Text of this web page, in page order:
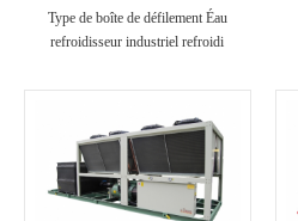
Type de boîte de défilement Éau
refroidisseur industriel refroidi